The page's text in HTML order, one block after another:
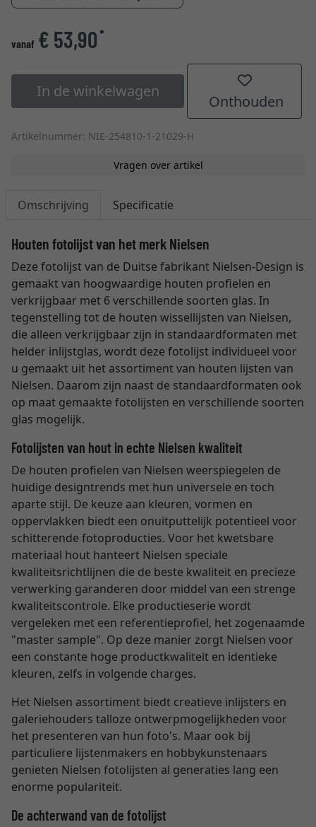
vanaf € 53,90*
In de winkelwagen
Onthouden
Artikelnummer: NIE-254810-1-21029-H
Vragen over artikel
Omschrijving Specificatie
Houten fotolijst van het merk Nielsen
Deze fotolijst van de Duitse fabrikant Nielsen-Design is
gemaakt van hoogwaardige houten profielen en
verkrijgbaar met 6 verschillende soorten glas. In
tegenstelling tot de houten wissellijsten van Nielsen,
die alleen verkrijgbaar zijn in standaardformaten met
helder inlijstglas, wordt deze fotolijst individueel voor
u gemaakt uit het assortiment van houten lijsten van
Nielsen. Daarom zijn naast de standaardformaten ook
op maat gemaakte fotolijsten en verschillende soorten
glas mogelijk.
Fotolijsten van hout in echte Nielsen kwaliteit
De houten profielen van Nielsen weerspiegelen de
huidige designtrends met hun universele en toch
aparte stijl. De keuze aan kleuren, vormen en
oppervlakken biedt een onuitputtelijk potentieel voor
schitterende fotoproducties. Voor het kwetsbare
materiaal hout hanteert Nielsen speciale
kwaliteitsrichtlijnen die de beste kwaliteit en precieze
verwerking garanderen door middel van een strenge
kwaliteitscontrole. Elke productieserie wordt
vergeleken met een referentieprofiel, het zogenaamde
"master sample". Op deze manier zorgt Nielsen voor
een constante hoge productkwaliteit en identieke
kleuren, zelfs in volgende charges.
Het Nielsen assortiment biedt creatieve inlijsters en
galeriehouders talloze ontwerpmogelijkheden voor
het presenteren van hun foto's. Maar ook bij
particuliere lijstenmakers en hobbykunstenaars
genieten Nielsen fotolijsten al generaties lang een
enorme populariteit.
De achterwand van de fotolijst